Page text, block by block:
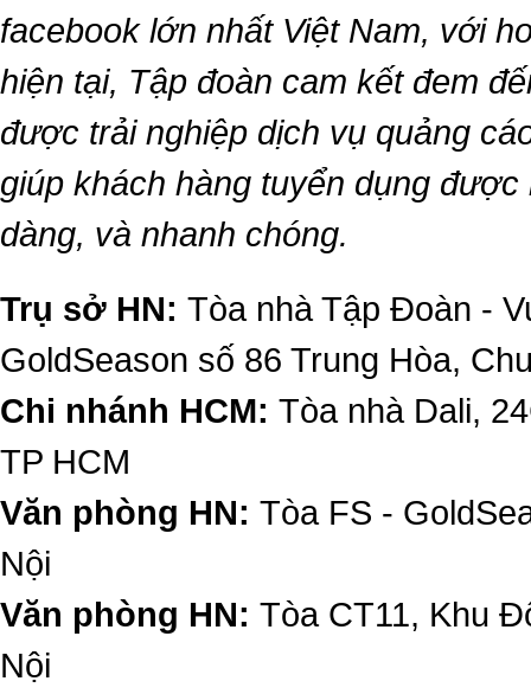
facebook lớn nhất Việt Nam, với
hiện tại, Tập đoàn cam kết đem
được trải nghiệp dịch vụ quảng
giúp khách hàng tuyển dụng
dàng, và nhanh chóng.
Trụ sở HN: Tòa nhà Tập Đoàn -
GoldSeason số 86 Trung Hòa,
Chi nhánh HCM: Tòa nhà Dali,
TP HCM
Văn phòng HN: Tòa FS -
Nội
Văn phòng HN: Tòa CT11, Khu
Nội